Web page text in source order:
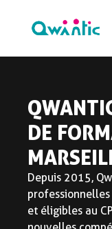
Du CAP au
formations
éligibles CPF,